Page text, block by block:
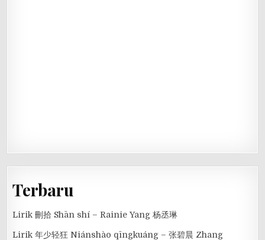
Terbaru
Lirik 刪拾 Shān shí – Rainie Yang 杨丞琳
Lirik 年少轻狂 Niánshào qīngkuáng – 张碧晨 Zhang